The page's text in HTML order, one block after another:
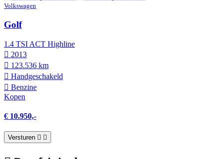
Volkswagen
Golf
1.4 TSI ACT Highline
2013
123.536 km
Hand­geschakeld
Benzine
Kopen
€ 10.950,-
Versturen